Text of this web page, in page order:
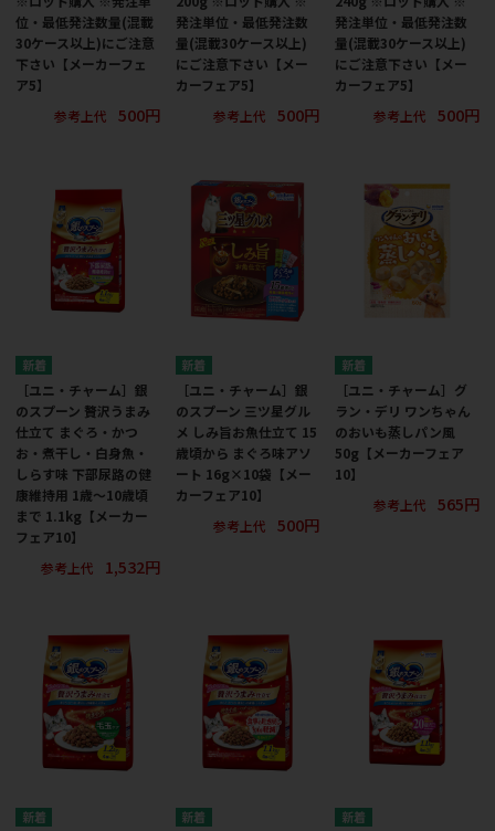
位・最低発注数量(混載
30ケース以上)にご注意
下さい【メーカーフェ
ア5】
参考上代
500円
発注単位・最低発注数
量(混載30ケース以上)
にご注意下さい【メー
カーフェア5】
参考上代
500円
発注単位・最低発注数
量(混載30ケース以上)
にご注意下さい【メー
カーフェア5】
参考上代
500円
［ユニ・チャーム］銀
のスプーン 贅沢うまみ
仕立て まぐろ・かつ
お・煮干し・白身魚・
しらす味 下部尿路の健
康維持用 1歳～10歳頃
まで 1.1kg【メーカー
フェア10】
参考上代
1,532円
［ユニ・チャーム］銀
のスプーン 三ツ星グル
メ しみ旨お魚仕立て 15
歳頃から まぐろ味アソ
ート 16g×10袋【メー
カーフェア10】
参考上代
500円
［ユニ・チャーム］グ
ラン・デリ ワンちゃん
のおいも蒸しパン風
50g【メーカーフェア
10】
参考上代
565円